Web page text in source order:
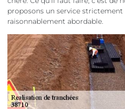
proposons un service strictement
raisonnablement abordable.